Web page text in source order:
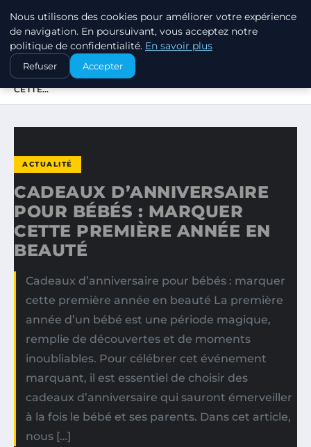
SWISSTALES
ACCUEIL
ACTUALITÉ
CADEAUX D’ANNIVERSAIRE POUR BÉBÉS : MARQUER
CETTE…
ACTUALITÉ
CADEAUX D’ANNIVERSAIRE
POUR BÉBÉS : MARQUER
CETTE PREMIÈRE ANNÉE EN
BEAUTÉ
Cadeaux d’anniversaire pour bébés : marquer
cette première année en beauté La première
année d’un bébé est une période magique,
remplie de découvertes et de moments
inoubliables. Pour célébrer cet événement
marquant, il est essentiel de choisir des
cadeaux d’anniversaire qui sauront émerveiller
à la fois le bébé et ses parents. Dans cet article,
nous […]
Nous utilisons des cookies pour améliorer votre expérience
de navigation. En poursuivant, vous acceptez notre
politique de confidentialité. En savoir plus
Refuser Accepter